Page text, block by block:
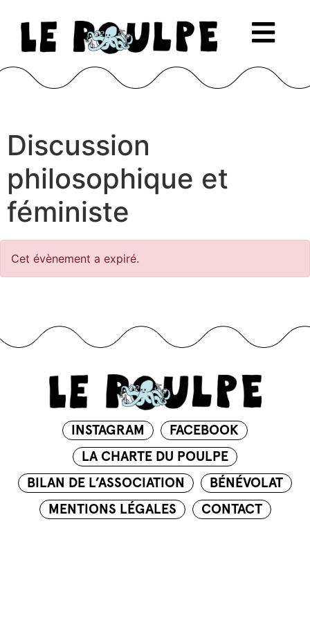
Discussion
philosophique et
féministe
Cet évènement a expiré.
INSTAGRAM
FACEBOOK
LA CHARTE DU POULPE
BILAN DE L’ASSOCIATION
BÉNÉVOLAT
MENTIONS LÉGALES
CONTACT